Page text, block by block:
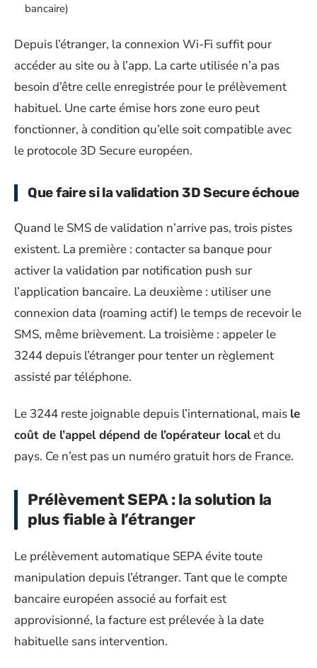
bancaire)
Depuis l’étranger, la connexion Wi-Fi suffit pour
accéder au site ou à l’app. La carte utilisée n’a pas
besoin d’être celle enregistrée pour le prélèvement
habituel. Une carte émise hors zone euro peut
fonctionner, à condition qu’elle soit compatible avec
le protocole 3D Secure européen.
Que faire si la validation 3D Secure échoue
Quand le SMS de validation n’arrive pas, trois pistes
existent. La première : contacter sa banque pour
activer la validation par notification push sur
l’application bancaire. La deuxième : utiliser une
connexion data (roaming actif) le temps de recevoir le
SMS, même brièvement. La troisième : appeler le
3244 depuis l’étranger pour tenter un règlement
assisté par téléphone.
Le 3244 reste joignable depuis l’international, mais le
coût de l’appel dépend de l’opérateur localet du
pays. Ce n’est pas un numéro gratuit hors de France.
Prélèvement SEPA : la solution la
plus fiable à l’étranger
Le prélèvement automatique SEPA évite toute
manipulation depuis l’étranger. Tant que le compte
bancaire européen associé au forfait est
approvisionné, la facture est prélevée à la date
habituelle sans intervention.